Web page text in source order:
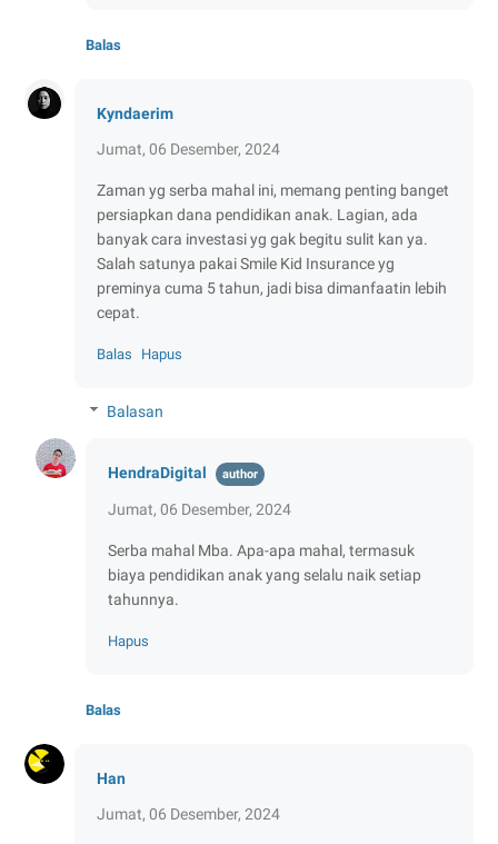
Balas
Kyndaerim
Jumat, 06 Desember, 2024
Zaman yg serba mahal ini, memang penting banget
persiapkan dana pendidikan anak. Lagian, ada
banyak cara investasi yg gak begitu sulit kan ya.
Salah satunya pakai Smile Kid Insurance yg
preminya cuma 5 tahun, jadi bisa dimanfaatin lebih
cepat.
Balas Hapus
Balasan
HendraDigital
Jumat, 06 Desember, 2024
Serba mahal Mba. Apa-apa mahal, termasuk
biaya pendidikan anak yang selalu naik setiap
tahunnya.
Hapus
Balas
Han
Jumat, 06 Desember, 2024